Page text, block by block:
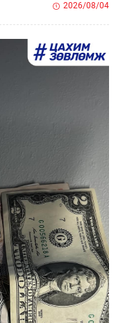
2026/08/04